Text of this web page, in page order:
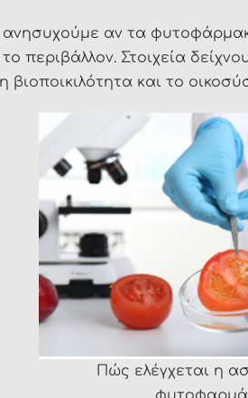
αν τα
περιβάλλον. Στοιχεία
και το
Πώς ελέγχεται η